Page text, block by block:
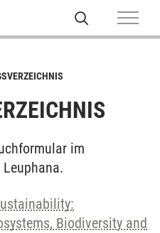
im
Biodiversity and